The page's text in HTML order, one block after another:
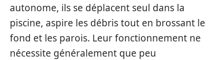
autonome, ils se déplacent seul dans la
piscine, aspire les débris tout en brossant le
fond et les parois. Leur fonctionnement ne
nécessite généralement que peu